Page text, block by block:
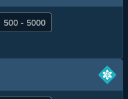
500 - 5000